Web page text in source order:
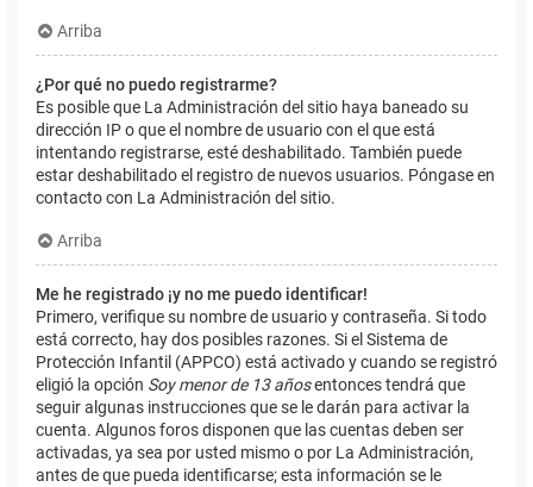
Arriba
¿Por qué no puedo registrarme?
Es posible que La Administración del sitio haya baneado su
dirección IP o que el nombre de usuario con el que está
intentando registrarse, esté deshabilitado. También puede
estar deshabilitado el registro de nuevos usuarios. Póngase en
contacto con La Administración del sitio.
Arriba
Me he registrado ¡y no me puedo identificar!
Primero, verifique su nombre de usuario y contraseña. Si todo
está correcto, hay dos posibles razones. Si el Sistema de
Protección Infantil (APPCO) está activado y cuando se registró
eligió la opción Soy menor de 13 añosentonces tendrá que
seguir algunas instrucciones que se le darán para activar la
cuenta. Algunos foros disponen que las cuentas deben ser
activadas, ya sea por usted mismo o por La Administración,
antes de que pueda identificarse; esta información se le